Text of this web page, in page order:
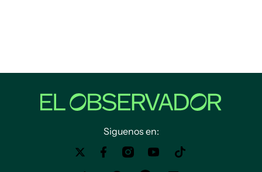
Siguenos en: